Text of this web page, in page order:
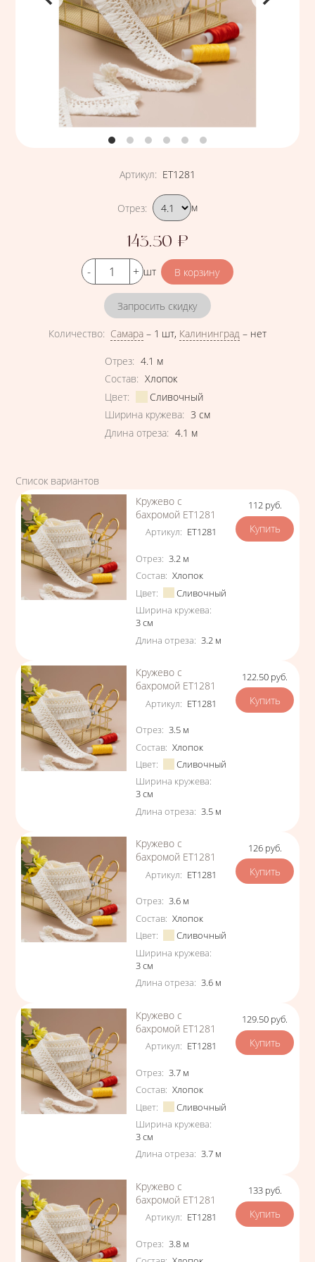
Артикул: ЕТ1281
Подобрать вариант
Отрез: м
Цена
143.50 ₽
Кол-во шт
Запросить скидку
Количество: Самара – 1 шт, Калининград – нет
Характеристики
Отрез: 4.1 м
Состав: Хлопок
Цвет:
Сливочный
Ширина кружева: 3 см
Длина отреза: 4.1 м
Список вариантов
Кружево с
бахромой ЕТ1281
Артикул: ЕТ1281
Характеристики
Отрез: 3.2 м
Состав: Хлопок
Цвет:
Сливочный
Ширина кружева:
3см
Длина отреза: 3.2 м
Цена
112 руб.
Кружево с
бахромой ЕТ1281
Артикул: ЕТ1281
Характеристики
Отрез: 3.5 м
Состав: Хлопок
Цвет:
Сливочный
Ширина кружева:
3см
Длина отреза: 3.5 м
Цена
122.50 руб.
Кружево с
бахромой ЕТ1281
Артикул: ЕТ1281
Характеристики
Отрез: 3.6 м
Состав: Хлопок
Цвет:
Сливочный
Ширина кружева:
3см
Длина отреза: 3.6 м
Цена
126 руб.
Кружево с
бахромой ЕТ1281
Артикул: ЕТ1281
Характеристики
Отрез: 3.7 м
Состав: Хлопок
Цвет:
Сливочный
Ширина кружева:
3см
Длина отреза: 3.7 м
Цена
129.50 руб.
Кружево с
бахромой ЕТ1281
Артикул: ЕТ1281
Характеристики
Отрез: 3.8 м
Цена
133 руб.